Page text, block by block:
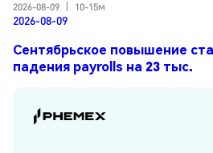
2026-08-09
10-15м
2026-08-09
Сентябрьское повышение
падения payrolls на 23 тыс.